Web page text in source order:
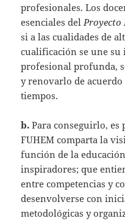
profesionales. Los
esenciales delProyecto
si a las cualidades de
cualificación se une
profesional profunda,
y renovarlo de acuerdo
tiempos.
b.Para conseguirlo, es
FUHEM comparta la
función de la
inspiradores; que
entre competencias y
desenvolverse con
metodológicas y